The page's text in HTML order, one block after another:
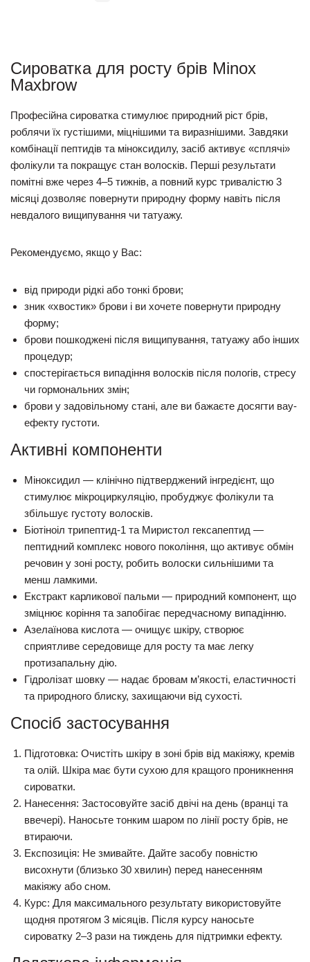
Сироватка для росту брів Minox
Maxbrow
Професійна сироватка стимулює природний ріст брів,
роблячи їх густішими, міцнішими та виразнішими. Завдяки
комбінації пептидів та міноксидилу, засіб активує «сплячі»
фолікули та покращує стан волосків. Перші результати
помітні вже через 4–5 тижнів, а повний курс тривалістю 3
місяці дозволяє повернути природну форму навіть після
невдалого вищипування чи татуажу.
Рекомендуємо, якщо у Вас:
від природи рідкі або тонкі брови;
зник «хвостик» брови і ви хочете повернути природну
форму;
брови пошкоджені після вищипування, татуажу або інших
процедур;
спостерігається випадіння волосків після пологів, стресу
чи гормональних змін;
брови у задовільному стані, але ви бажаєте досягти вау-
ефекту густоти.
Активні компоненти
Міноксидил — клінічно підтверджений інгредієнт, що
стимулює мікроциркуляцію, пробуджує фолікули та
збільшує густоту волосків.
Біотіноіл трипептид-1 та Миристол гексапептид —
пептидний комплекс нового покоління, що активує обмін
речовин у зоні росту, робить волоски сильнішими та
менш ламкими.
Екстракт карликової пальми — природний компонент, що
зміцнює коріння та запобігає передчасному випадінню.
Азелаїнова кислота — очищує шкіру, створює
сприятливе середовище для росту та має легку
протизапальну дію.
Гідролізат шовку — надає бровам м’якості, еластичності
та природного блиску, захищаючи від сухості.
Спосіб застосування
Підготовка: Очистіть шкіру в зоні брів від макіяжу, кремів
та олій. Шкіра має бути сухою для кращого проникнення
сироватки.
Нанесення: Застосовуйте засіб двічі на день (вранці та
ввечері). Наносьте тонким шаром по лінії росту брів, не
втираючи.
Експозиція: Не змивайте. Дайте засобу повністю
висохнути (близько 30 хвилин) перед нанесенням
макіяжу або сном.
Курс: Для максимального результату використовуйте
щодня протягом 3 місяців. Після курсу наносьте
сироватку 2–3 рази на тиждень для підтримки ефекту.